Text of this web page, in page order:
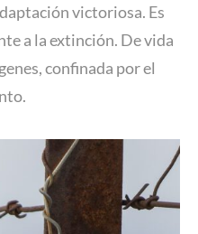
victoriosa. Es
a la extinción. De vida
confinada por el